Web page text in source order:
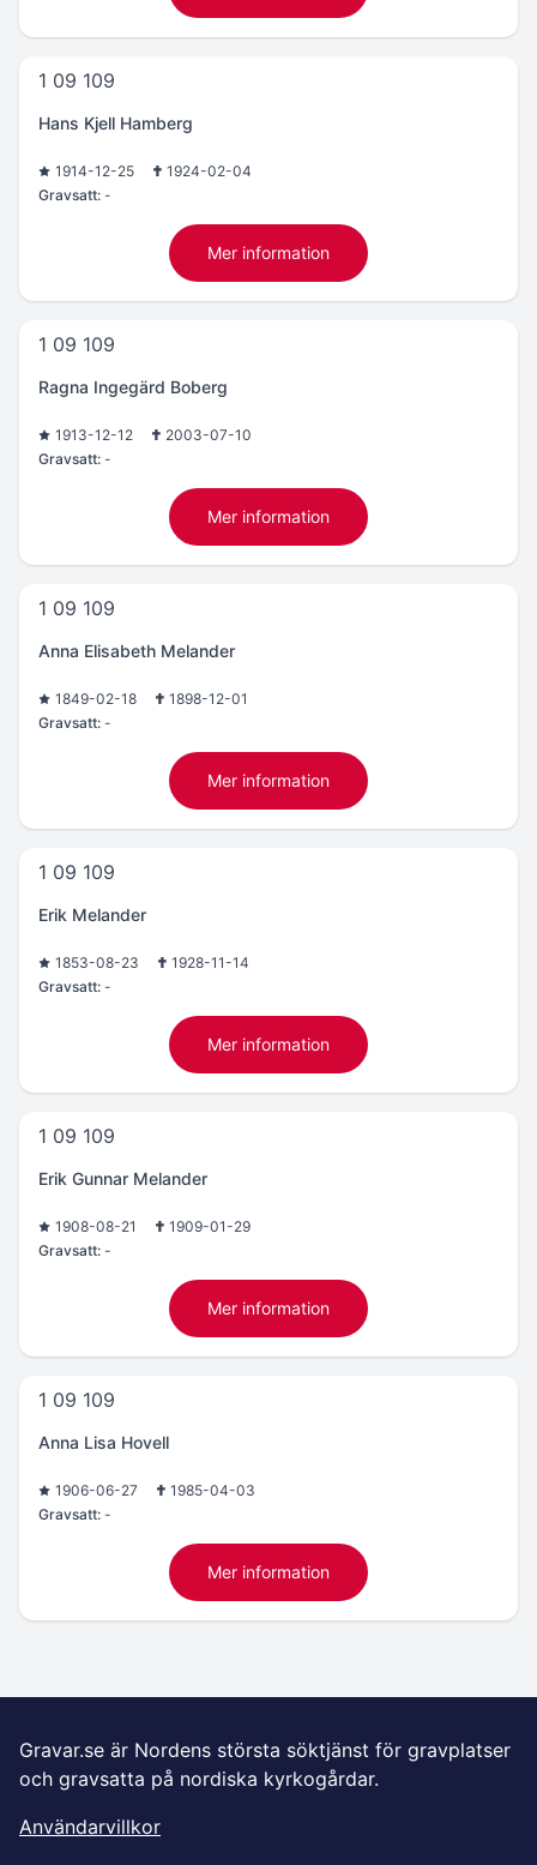
1 09 109
Hans Kjell Hamberg
1914-12-25
1924-02-04
Gravsatt: -
Mer information
1 09 109
Ragna Ingegärd Boberg
1913-12-12
2003-07-10
Gravsatt: -
Mer information
1 09 109
Anna Elisabeth Melander
1849-02-18
1898-12-01
Gravsatt: -
Mer information
1 09 109
Erik Melander
1853-08-23
1928-11-14
Gravsatt: -
Mer information
1 09 109
Erik Gunnar Melander
1908-08-21
1909-01-29
Gravsatt: -
Mer information
1 09 109
Anna Lisa Hovell
1906-06-27
1985-04-03
Gravsatt: -
Mer information
Gravar.se är Nordens största söktjänst för gravplatser
och gravsatta på nordiska kyrkogårdar.
Användarvillkor